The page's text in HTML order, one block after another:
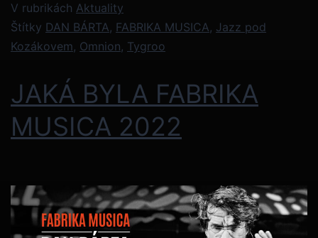
V rubrikách Aktuality
Štítky DAN BÁRTA, FABRIKA MUSICA, Jazz pod
Kozákovem, Omnion, Tygroo
JAKÁ BYLA FABRIKA
MUSICA 2022